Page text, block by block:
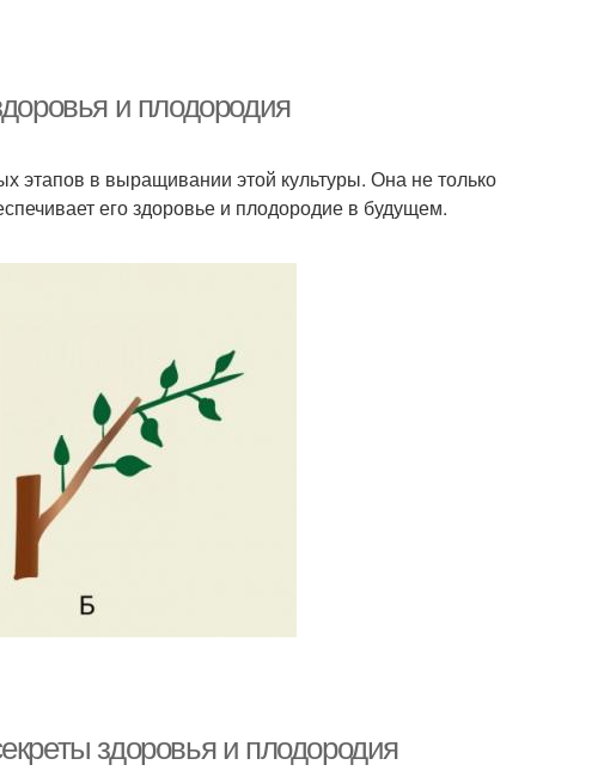
и плодородия
этапов в выращивании этой культуры. Она не только
его здоровье и плодородие в будущем.
здоровья и плодородия